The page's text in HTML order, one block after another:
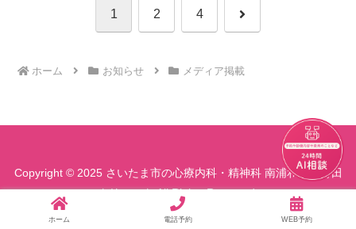
1 2 4 次
ホーム お知らせ メディア掲載
Copyright © 2025 さいたま市の心療内科・精神科 南浦和駅前町田
クリニック All Rights Reserved.
ホーム 電話予約 WEB予約
チャット